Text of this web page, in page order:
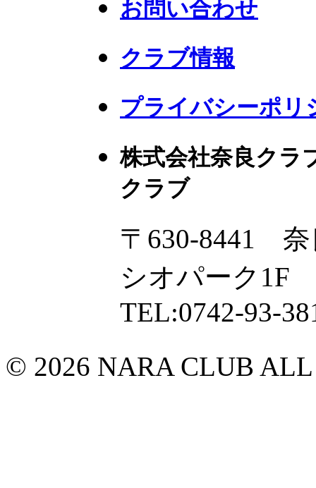
お問い合わせ
クラブ情報
プライバシーポリ
株式会社奈良ク
クラブ
〒630-8441
シオパーク1F
TEL:0742-93-
© 2026 NARA CLUB ALL